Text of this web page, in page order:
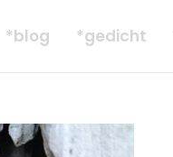
*blog *gedicht